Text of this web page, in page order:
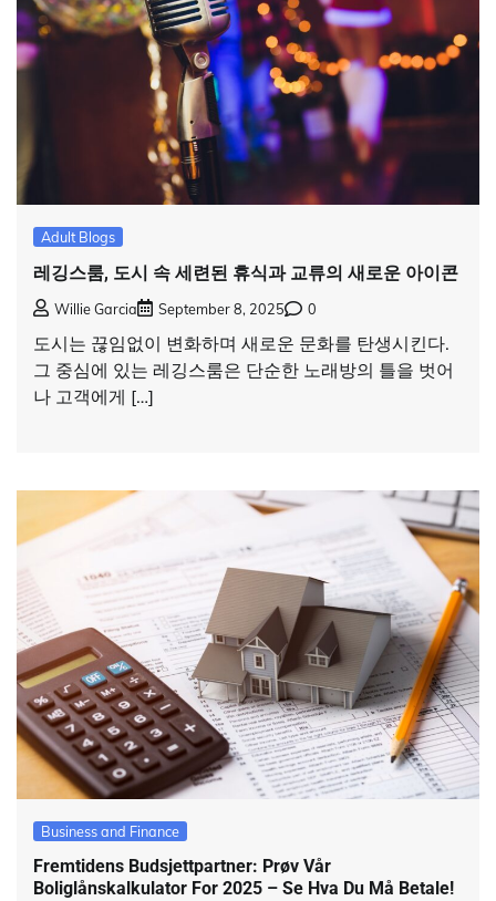
Adult Blogs
레깅스룸, 도시 속 세련된 휴식과 교류의 새로운 아이콘
Willie Garcia September 8, 2025 0
도시는 끊임없이 변화하며 새로운 문화를 탄생시킨다.
그 중심에 있는 레깅스룸은 단순한 노래방의 틀을 벗어
나 고객에게 […]
Business and Finance
Fremtidens Budsjett­partner: Prøv Vår
Boliglånskalkulator For 2025 – Se Hva Du Må Betale!